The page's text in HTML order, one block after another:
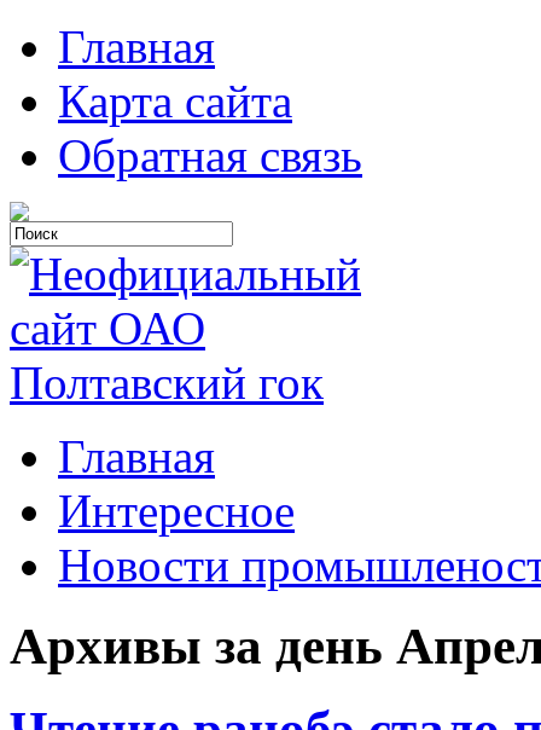
Главная
Карта сайта
Обратная связь
Главная
Интересное
Новости
Архивы за день